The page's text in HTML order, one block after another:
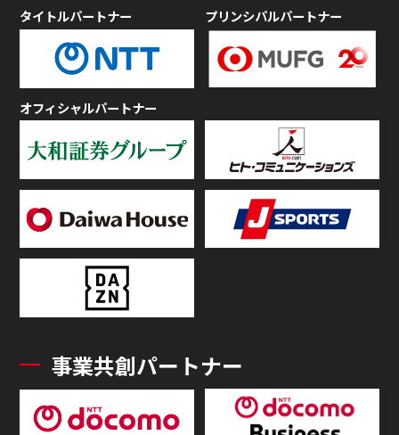
タイトルパートナー プリンシパルパートナー
オフィシャルパートナー
事業共創パートナー